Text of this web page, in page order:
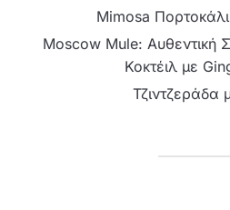
Mimosa
Moscow Mule: Αυθεντική
Κοκτέιλ με
Τζιντζεράδα